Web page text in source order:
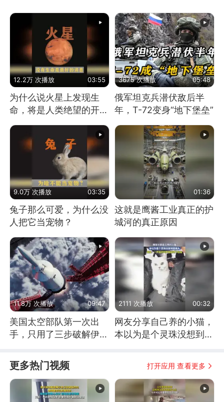
12.2万 次播放 03:55
为什么说火星上发现生
命，将是人类绝望的开
始？
3675 次播放 05:48
俄军坦克兵潜伏敌后半
年，T-72变身“地下堡垒”
9.0万 次播放 03:35
兔子那么可爱，为什么没
人把它当宠物？
01:36
这就是鹰酱工业真正的护
城河的真正原因
11.8万 次播放 09:47
美国太空部队第一次出
手，只用了三步破解伊朗
2111 次播放 00:32
网友分享自己养的小猫，
本以为是个灵珠没想到是
更多热门视频 打开应用 查看更多